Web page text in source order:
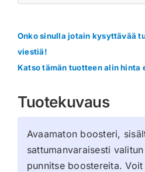
Onko sinulla jotain kysyttävää
viestiä!
Katso tämän tuotteen alin hinta
Tuotekuvaus
Avaamaton boosteri,
sattumanvaraisesti
punnitse boostereita.